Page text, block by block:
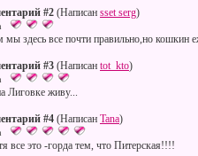
#2 (Написан sset serg)
мы здесь все почти правильно,но кошкин
#3 (Написан tot_kto)
Лиговке живу...
#4 (Написан Tana)
все это -горда тем, что Питерская!!!!